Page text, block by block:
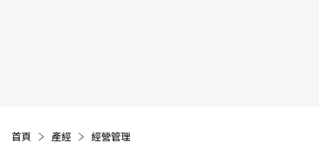
首頁 產經 經營管理